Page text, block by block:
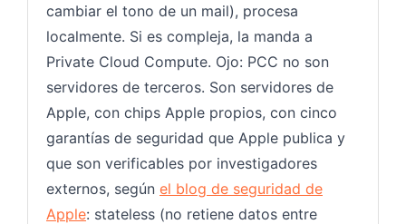
cambiar el tono de un mail), procesa
localmente. Si es compleja, la manda a
Private Cloud Compute. Ojo: PCC no son
servidores de terceros. Son servidores de
Apple, con chips Apple propios, con cinco
garantías de seguridad que Apple publica y
que son verificables por investigadores
externos, según el blog de seguridad de
Apple: stateless (no retiene datos entre